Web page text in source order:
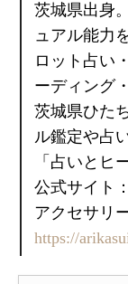
茨城県出身
ュアル能力
ロット占い
ーディング
茨城県ひた
ル鑑定や占
「占いとヒ
公式サイト
アクセサリ
https://